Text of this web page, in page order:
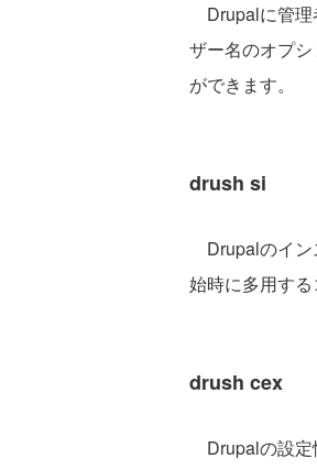
Drupalに管理
ザー名のオプ
ができます。
drush si
Drupalのイン
始時に多用する
drush cex
Drupalの設定